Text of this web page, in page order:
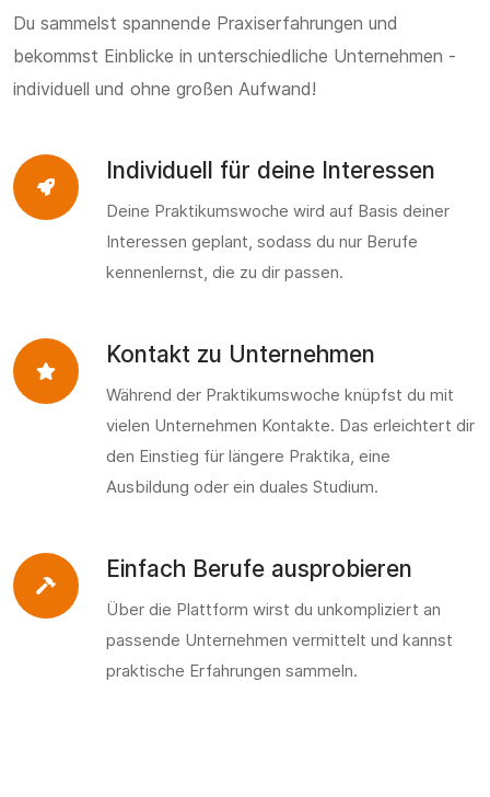
Du sammelst spannende Praxiserfahrungen und
bekommst Einblicke in unterschiedliche Unternehmen -
individuell und ohne großen Aufwand!
Individuell für deine Interessen
Deine Praktikumswoche wird auf Basis deiner
Interessen geplant, sodass du nur Berufe
kennenlernst, die zu dir passen.
Kontakt zu Unternehmen
Während der Praktikumswoche knüpfst du mit
vielen Unternehmen Kontakte. Das erleichtert dir
den Einstieg für längere Praktika, eine
Ausbildung oder ein duales Studium.
Einfach Berufe ausprobieren
Über die Plattform wirst du unkompliziert an
passende Unternehmen vermittelt und kannst
praktische Erfahrungen sammeln.